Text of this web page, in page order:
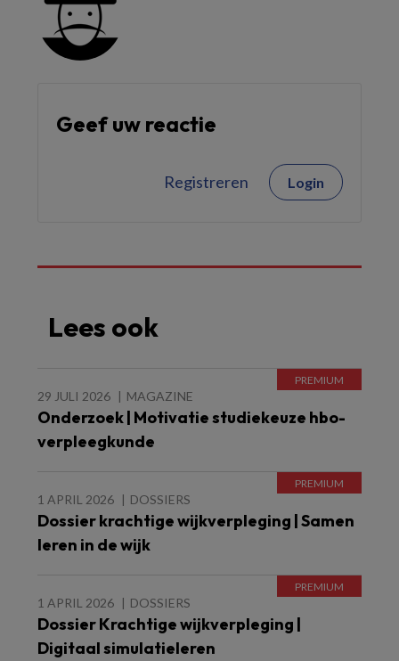
Geef uw reactie
Registreren Login
Lees ook
29 JULI 2026 MAGAZINE
Onderzoek | Motivatie studiekeuze hbo-
verpleegkunde
1 APRIL 2026 DOSSIERS
Dossier krachtige wijkverpleging | Samen
leren in de wijk
1 APRIL 2026 DOSSIERS
Dossier Krachtige wijkverpleging |
Digitaal simulatieleren